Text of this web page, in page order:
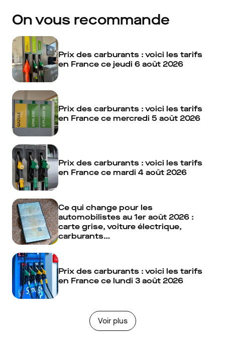
On vous recommande
Prix des carburants : voici les tarifs
en France ce jeudi 6 août 2026
Prix des carburants : voici les tarifs
en France ce mercredi 5 août 2026
Prix des carburants : voici les tarifs
en France ce mardi 4 août 2026
Ce qui change pour les
automobilistes au 1er août 2026 :
carte grise, voiture électrique,
carburants…
Prix des carburants : voici les tarifs
en France ce lundi 3 août 2026
Voir plus